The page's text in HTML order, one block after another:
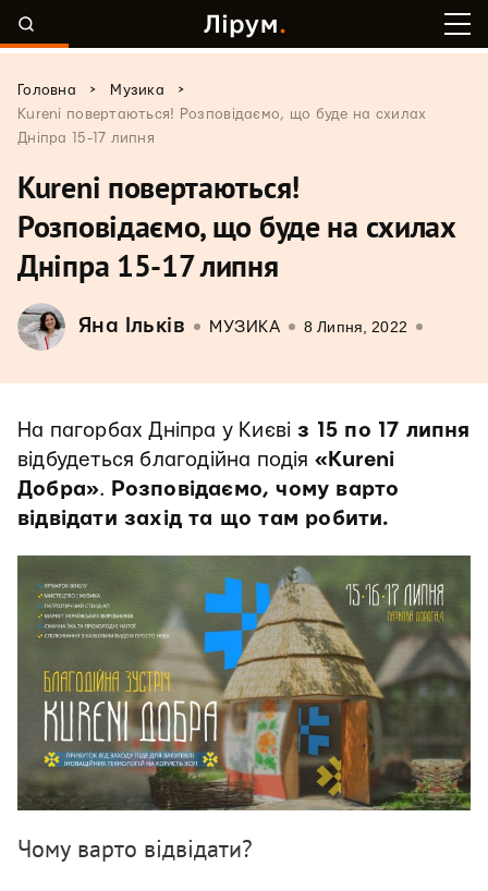
Головна > Музика
>
Kureni повертаються! Розповідаємо, що буде на схилах
Дніпра 15-17 липня
Kureni повертаються!
Розповідаємо, що буде на схилах
Дніпра 15-17 липня
Яна Ільків МУЗИКА 8 Липня, 2022
На пагорбах Дніпра у Києві з 15 по 17 липня
відбудеться благодійна подія «Kureni
Добра». Розповідаємо, чому варто
відвідати захід та що там робити.
Чому варто відвідати?